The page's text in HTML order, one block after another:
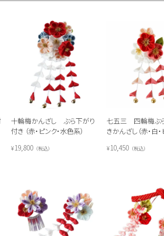
十輪梅かんざし ぶら下がり
付き （赤・ピンク・水色系）
¥19,800 税込
七五三 四輪梅ぶ
きかんざし（赤・白
¥10,450 税込